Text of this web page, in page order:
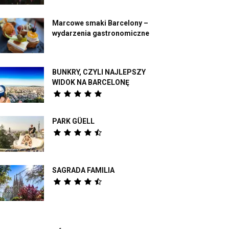
Marcowe smaki Barcelony –
wydarzenia gastronomiczne
BUNKRY, CZYLI NAJLEPSZY
WIDOK NA BARCELONĘ
PARK GÜELL
SAGRADA FAMILIA